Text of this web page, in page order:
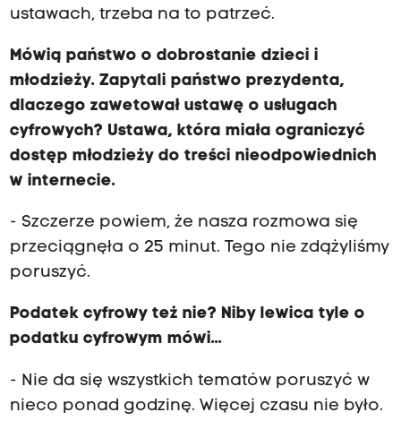
ustawach, trzeba na to patrzeć.
Mówią państwo o dobrostanie dzieci i
młodzieży. Zapytali państwo prezydenta,
dlaczego zawetował ustawę o usługach
cyfrowych? Ustawa, która miała ograniczyć
dostęp młodzieży do treści nieodpowiednich
w internecie.
- Szczerze powiem, że nasza rozmowa się
przeciągnęła o 25 minut. Tego nie zdążyliśmy
poruszyć.
Podatek cyfrowy też nie? Niby lewica tyle o
podatku cyfrowym mówi...
- Nie da się wszystkich tematów poruszyć w
nieco ponad godzinę. Więcej czasu nie było.